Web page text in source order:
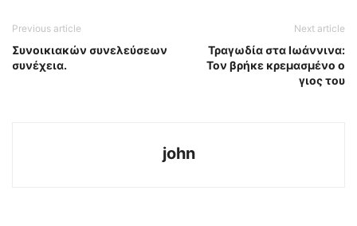
Previous article
Συνοικιακών συνελεύσεων
συνέχεια.
Next article
Τραγωδία στα Ιωάννινα:
Τον βρήκε κρεμασμένο ο
γιος του
john